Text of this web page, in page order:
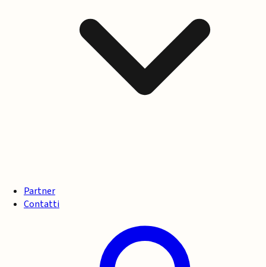
Partner
Contatti